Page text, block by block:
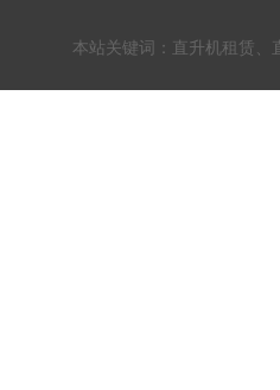
本站关键词：直升机租赁